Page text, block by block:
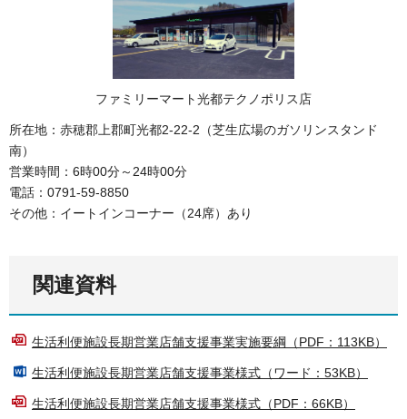
ファミリーマート光都テクノポリス店
所在地：赤穂郡上郡町光都2-22-2（芝生広場のガソリンスタンド
南）
営業時間：6時00分～24時00分
電話：0791-59-8850
その他：イートインコーナー（24席）あり
関連資料
生活利便施設長期営業店舗支援事業実施要綱（PDF：113KB）
生活利便施設長期営業店舗支援事業様式（ワード：53KB）
生活利便施設長期営業店舗支援事業様式（PDF：66KB）